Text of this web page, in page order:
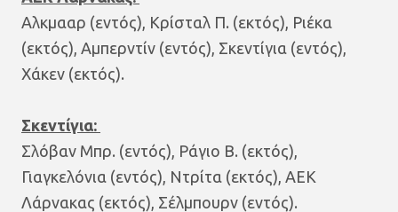
Αλκμααρ (εντός), Κρίσταλ Π. (εκτός), Ριέκα
(εκτός), Αμπερντίν (εντός), Σκεντίγια (εντός),
Χάκεν (εκτός).
Σκεντίγια:
Σλόβαν Μπρ. (εντός), Ράγιο Β. (εκτός),
Γιαγκελόνια (εντός), Ντρίτα (εκτός), ΑΕΚ
Λάρνακας (εκτός), Σέλμπουρν (εντός).